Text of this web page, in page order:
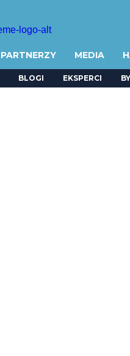
PARTNERZY MEDIA
BLOGI EKSPERCI